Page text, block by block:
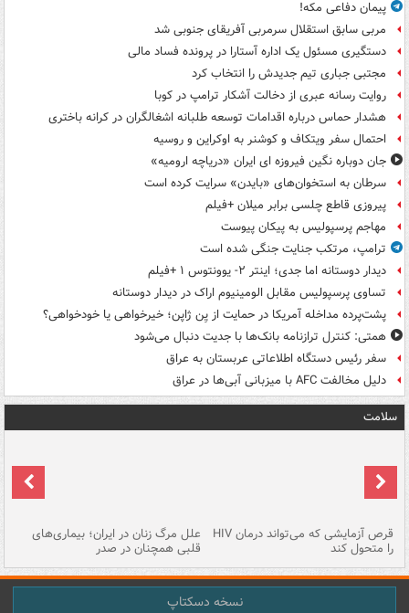
پیمان دفاعی مکه!
مربی سابق استقلال سرمربی آفریقای جنوبی شد
دستگیری مسئول یک اداره آستارا در پرونده فساد مالی
مجتبی جباری تیم جدیدش را انتخاب کرد
روایت رسانه عبری از دخالت آشکار ترامپ در کوبا
هشدار حماس درباره اقدامات توسعه طلبانه اشغالگران در کرانه باختری
احتمال سفر ویتکاف و کوشنر به اوکراین و روسیه
جان دوباره نگین فیروزه ای ایران «دریاچه ارومیه»
سرطان به استخوان‌های «بایدن» سرایت کرده است
پیروزی قاطع چلسی برابر میلان +فیلم
مهاجم پرسپولیس به پیکان پیوست
ترامپ، مرتکب جنایت جنگی شده است
دیدار دوستانه اما جدی؛ اینتر ۲- یوونتوس ۱ +فیلم
تساوی پرسپولیس مقابل الومینیوم اراک در دیدار دوستانه
پشت‌پرده مداخله آمریکا در حمایت از یِن ژاپن؛ خیرخواهی یا خودخواهی؟
همتی: کنترل ترازنامه بانک‌ها با جدیت دنبال می‌شود
سفر رئیس دستگاه اطلاعاتی عربستان به عراق
دلیل مخالفت AFC با میزبانی آبی‌ها در عراق
سلامت
قرص آزمایشی که می‌تواند درمان HIV
را متحول کند
علل مرگ زنان در ایران؛ بیماری‌های
قلبی همچنان در صدر
نسخه دسکتاپ